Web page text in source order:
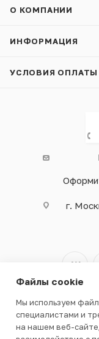
О КОМПАНИИ
ИНФОРМАЦИЯ
УСЛОВИЯ ОПЛАТЫ
г.
2026 ©
Файлы cookie
Мы используем
специалистами и
на нашем веб-